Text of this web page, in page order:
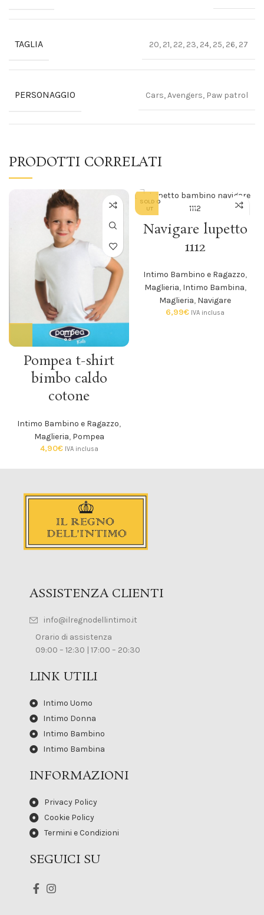
TAGLIA 20, 21, 22, 23, 24, 25, 26, 27
PERSONAGGIO Cars, Avengers, Paw patrol
PRODOTTI CORRELATI
Pompea t-shirt
bimbo caldo
cotone
Intimo Bambino e Ragazzo,
Maglieria, Pompea
4,90€ IVA inclusa
SOLD O
UT
Navigare lupetto
1112
Intimo Bambino e Ragazzo,
Maglieria, Intimo Bambina,
Maglieria, Navigare
6,99€ IVA inclusa
ASSISTENZA CLIENTI
info@ilregnodellintimo.it
Orario di assistenza
09:00 – 12:30 | 17:00 – 20:30
LINK UTILI
Intimo Uomo
Intimo Donna
Intimo Bambino
Intimo Bambina
INFORMAZIONI
Privacy Policy
Cookie Policy
Termini e Condizioni
SEGUICI SU